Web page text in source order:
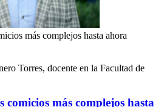
más complejos hasta ahora
Torres, docente en la Facultad de
comicios más complejos hasta